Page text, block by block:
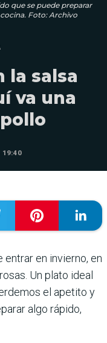
que se puede preparar
Foto: Archivo
la salsa
va una
19:40
entrar en invierno, en
Un plato ideal
el apetito y
algo rápido,